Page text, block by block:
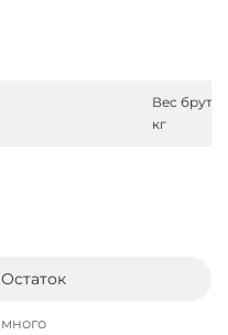
Вес
кг
Остаток
много